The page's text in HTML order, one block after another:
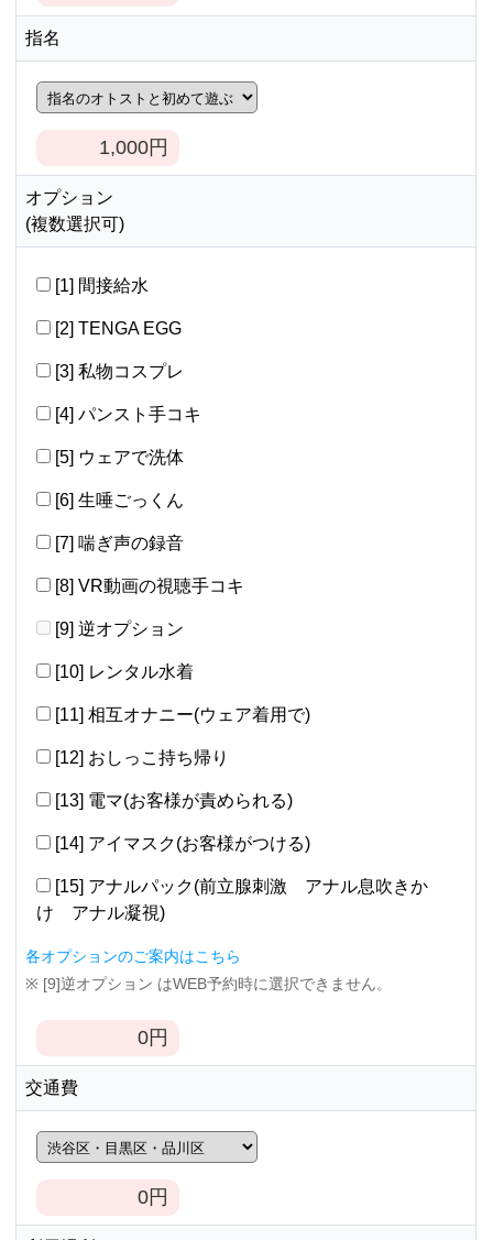
指名
1,000円
オプション
(複数選択可)
[1] 間接給水
[2] TENGA EGG
[3] 私物コスプレ
[4] パンスト手コキ
[5] ウェアで洗体
[6] 生唾ごっくん
[7] 喘ぎ声の録音
[8] VR動画の視聴手コキ
[9] 逆オプション
[10] レンタル水着
[11] 相互オナニー(ウェア着用で)
[12] おしっこ持ち帰り
[13] 電マ(お客様が責められる)
[14] アイマスク(お客様がつける)
[15] アナルパック(前立腺刺激 アナル息吹きか
け アナル凝視)
各オプションのご案内はこちら
※ [9]逆オプション はWEB予約時に選択できません。
0円
交通費
0円